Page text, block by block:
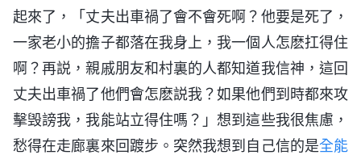
起來了，「丈夫出車禍了會不會死啊？他要是死了，
一家老小的擔子都落在我身上，我一個人怎麽扛得住
啊？再説，親戚朋友和村裏的人都知道我信神，這回
丈夫出車禍了他們會怎麽説我？如果他們到時都來攻
擊毁謗我，我能站立得住嗎？」想到這些我很焦慮，
愁得在走廊裏來回踱步。突然我想到自己信的是全能